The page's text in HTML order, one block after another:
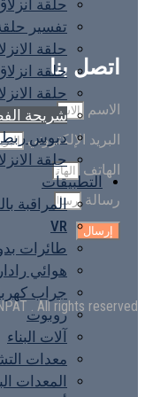
حلقة
تفسير حلقة
حلقة
حلقة
حلقة
شريحة
دبوس ربط
حلقة
التطبيقات
المراقبة
VR
طائرات
هوائي رادار
جراب
روبوت
آلات البناء
معدات
المعدات
اتصل بنا
الاسم
البريد الإلكتروني
الهاتف
رسالة
إرسال
. All rights reserved.